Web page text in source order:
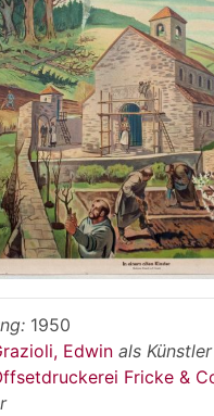
1950
Edwin als Künstler
Fricke &